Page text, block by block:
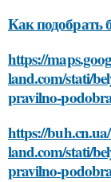
Как подобрать
https://
land.com/stati/
pravilno-
https://
land.com/stati/
pravilno-